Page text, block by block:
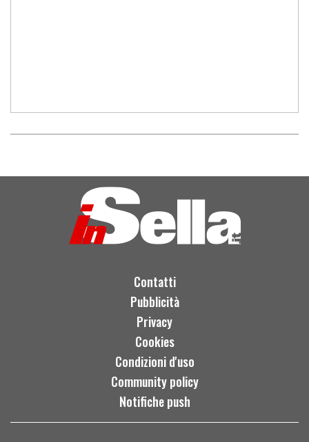
Contatti
Pubblicità
Privacy
Cookies
Condizioni d'uso
Community policy
Notifiche push